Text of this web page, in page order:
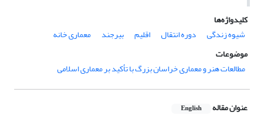
کلیدواژه‌ها
شیوه زندگی
دوره انتقال اقلیم بیرجند
معماری خانه
موضوعات
مطالعات هنر و معماری خراسان بزرگ با تأکید بر معماری اسلامی
عنوان مقاله English